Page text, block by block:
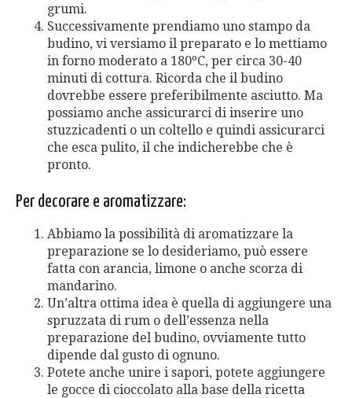
grumi.
Successivamente prendiamo uno stampo da
budino, vi versiamo il preparato e lo mettiamo
in forno moderato a 180ºC, per circa 30-40
minuti di cottura. Ricorda che il budino
dovrebbe essere preferibilmente asciutto. Ma
possiamo anche assicurarci di inserire uno
stuzzicadenti o un coltello e quindi assicurarci
che esca pulito, il che indicherebbe che è
pronto.
Per decorare e aromatizzare:
Abbiamo la possibilità di aromatizzare la
preparazione se lo desideriamo, può essere
fatta con arancia, limone o anche scorza di
mandarino.
Un’altra ottima idea è quella di aggiungere una
spruzzata di rum o dell’essenza nella
preparazione del budino, ovviamente tutto
dipende dal gusto di ognuno.
Potete anche unire i sapori, potete aggiungere
le gocce di cioccolato alla base della ricetta